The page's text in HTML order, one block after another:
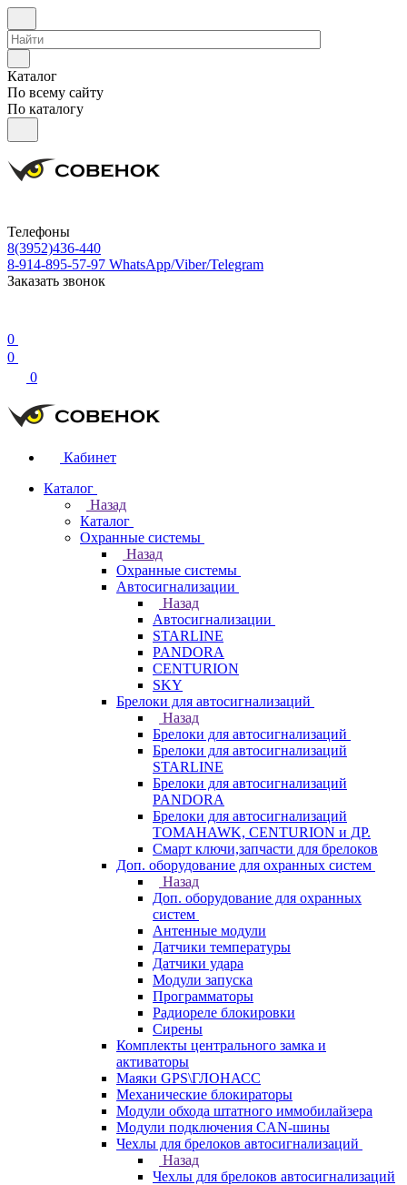
Каталог
По всему сайту
По каталогу
Телефоны
8(3952)436-440
8-914-895-57-97 WhatsApp/Viber/Telegram
Заказать звонок
0
0
0
Кабинет
Каталог
Назад
Каталог
Охранные системы
Назад
Охранные системы
Автосигнализации
Назад
Автосигнализации
STARLINE
PANDORA
CENTURION
SKY
Брелоки для автосигнализаций
Назад
Брелоки для автосигнализаций
Брелоки для автосигнализаций
STARLINE
Брелоки для автосигнализаций
PANDORA
Брелоки для автосигнализаций
TOMAHAWK, CENTURION и ДР.
Смарт ключи,запчасти для брелоков
Доп. оборудование для охранных систем
Назад
Доп. оборудование для охранных
систем
Антенные модули
Датчики температуры
Датчики удара
Модули запуска
Программаторы
Радиореле блокировки
Сирены
Комплекты центрального замка и
активаторы
Маяки GPS\ГЛОНАСС
Механические блокираторы
Модули обхода штатного иммобилайзера
Модули подключения CAN-шины
Чехлы для брелоков автосигнализаций
Назад
Чехлы для брелоков автосигнализаций